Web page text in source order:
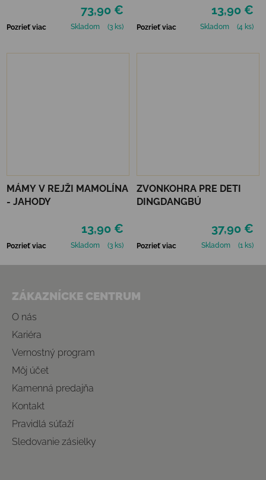
73,90 €
Pozrieť viac Skladom (3 ks)
13,90 €
Pozrieť viac Skladom (4 ks)
MÁMY V REJŽI MAMOLÍNA
- JAHODY
13,90 €
Pozrieť viac Skladom (3 ks)
ZVONKOHRA PRE DETI
DINGDANGBÚ
37,90 €
Pozrieť viac Skladom (1 ks)
ZÁKAZNÍCKE CENTRUM
O nás
Kariéra
Vernostný program
Môj účet
Kamenná predajňa
Kontakt
Pravidlá súťaží
Sledovanie zásielky